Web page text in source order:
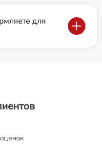
для